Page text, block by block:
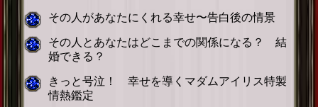
その人があなたにくれる幸せ〜告白後の情景
その人とあなたはどこまでの関係になる？ 結
婚できる？
きっと号泣！ 幸せを導くマダムアイリス特製
情熱鑑定